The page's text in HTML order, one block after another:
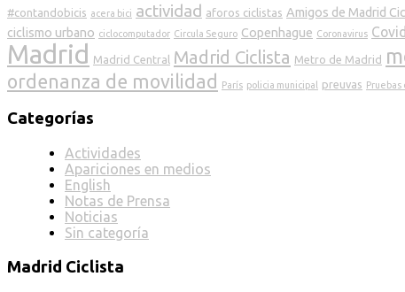
#contandobicis acera bici actividad aforos ciclistas Amigos de Madrid
ciclismo urbano ciclocomputador Circula Seguro Copenhague Coronavirus
Madrid Madrid Central Madrid Ciclista Metro de Madrid
ordenanza de movilidad París policia municipal preuvas Pruebas
Categorías
Actividades
Apariciones en medios
English
Notas de Prensa
Noticias
Sin categoría
Madrid Ciclista